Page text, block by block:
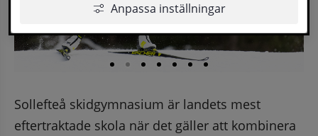
Anpassa inställningar
Sollefteå skidgymnasium är landets mest
eftertraktade skola när det gäller att kombinera